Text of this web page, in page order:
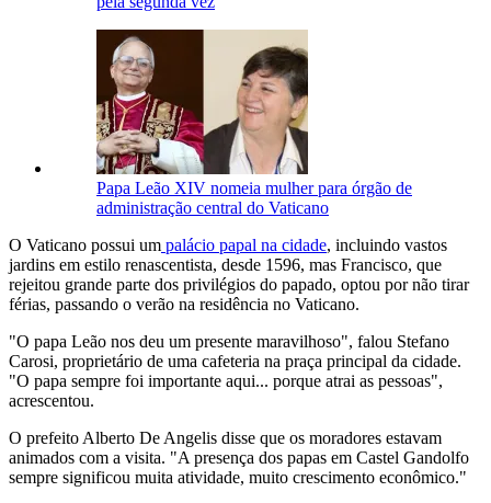
Papa Leão XIV nomeia mulher para órgão de
administração central do Vaticano
O Vaticano possui um palácio papal na cidade, incluindo vastos
jardins em estilo renascentista, desde 1596, mas Francisco, que
rejeitou grande parte dos privilégios do papado, optou por não tirar
férias, passando o verão na residência no Vaticano.
"O papa Leão nos deu um presente maravilhoso", falou Stefano
Carosi, proprietário de uma cafeteria na praça principal da cidade.
"O papa sempre foi importante aqui... porque atrai as pessoas",
acrescentou.
O prefeito Alberto De Angelis disse que os moradores estavam
animados com a visita. "A presença dos papas em Castel Gandolfo
sempre significou muita atividade, muito crescimento econômico."